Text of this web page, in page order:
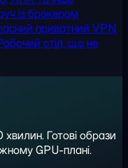
із брокером
приватний VPN
стіл, що не
хвилин. Готові образи
GPU-плані.